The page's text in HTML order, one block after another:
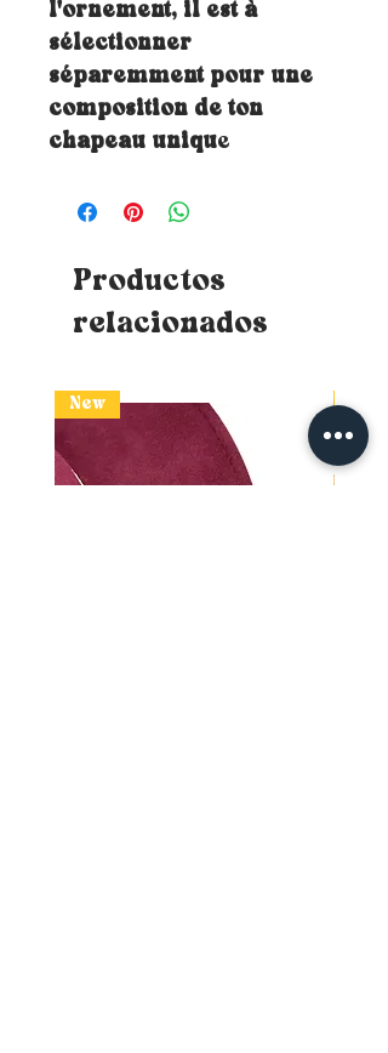
l'ornement, il est à
sélectionner
séparemment pour une
composition de ton
chapeau unique
Productos
relacionados
New New